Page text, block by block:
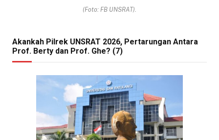
(Foto: FB UNSRAT).
Akankah Pilrek UNSRAT 2026, Pertarungan Antara
Prof. Berty dan Prof. Ghe? (7)